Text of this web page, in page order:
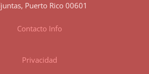
Puerto Rico 00601
Contacto Info
Privacidad